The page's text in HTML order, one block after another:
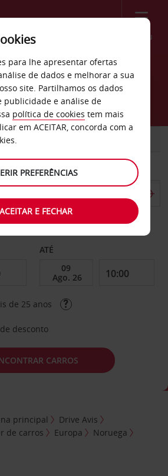
Menu
carros Odda
de devolução diferente
ATÉ
de 25 anos
desconto
CARROS
principal
Drive Avis
de carros
Europa
Noruega
para lhe apresentar ofertas
de dados e melhorar a sua
site. Partilhamos os dados
publicidade e análise de
política de cookies tem mais
em ACEITAR, concorda com a
PREFERÊNCIAS
ACEITAR E FECHAR